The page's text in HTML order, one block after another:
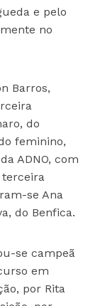
e pelo
no
Barros,
do
feminino,
ADNO, com
terceira
se Ana
do Benfica.
se campeã
em
por Rita